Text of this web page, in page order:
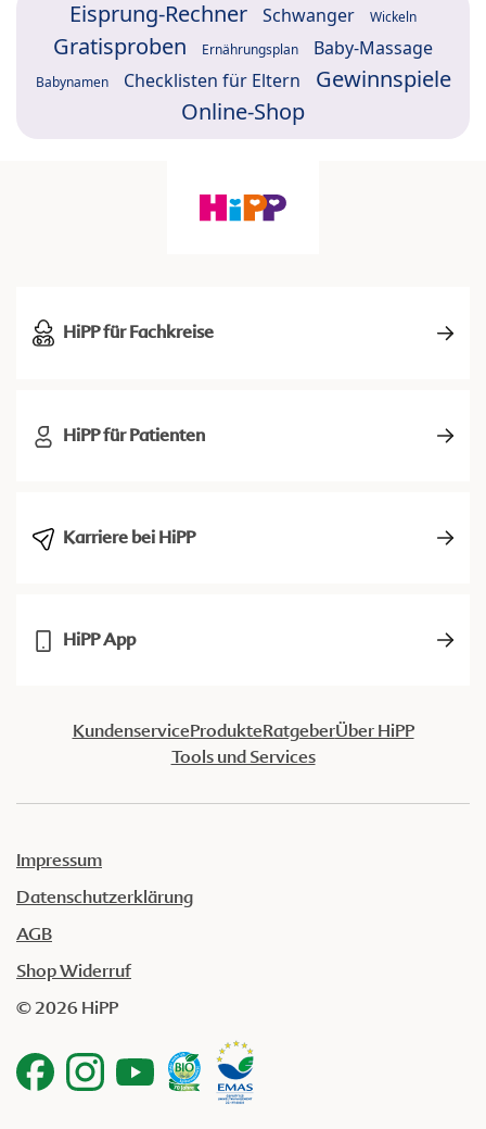
Eisprung-Rechner Schwanger Wickeln
Gratisproben Ernährungsplan Baby-Massage
Babynamen Checklisten für Eltern
Gewinnspiele
Online-Shop
HiPP für Fachkreise
HiPP für Patienten
Karriere bei HiPP
HiPP App
KundenserviceProdukteRatgeberÜber HiPP
Tools und Services
Impressum
Datenschutzerklärung
AGB
Shop Widerruf
© 2026 HiPP